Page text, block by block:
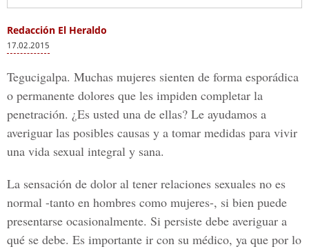
Redacción El Heraldo
17.02.2015
Tegucigalpa. Muchas mujeres sienten de forma esporádica
o permanente dolores que les impiden completar la
penetración. ¿Es usted una de ellas? Le ayudamos a
averiguar las posibles causas y a tomar medidas para vivir
una vida sexual integral y sana.
La sensación de dolor al tener relaciones sexuales no es
normal -tanto en hombres como mujeres-, si bien puede
presentarse ocasionalmente. Si persiste debe averiguar a
qué se debe. Es importante ir con su médico, ya que por lo